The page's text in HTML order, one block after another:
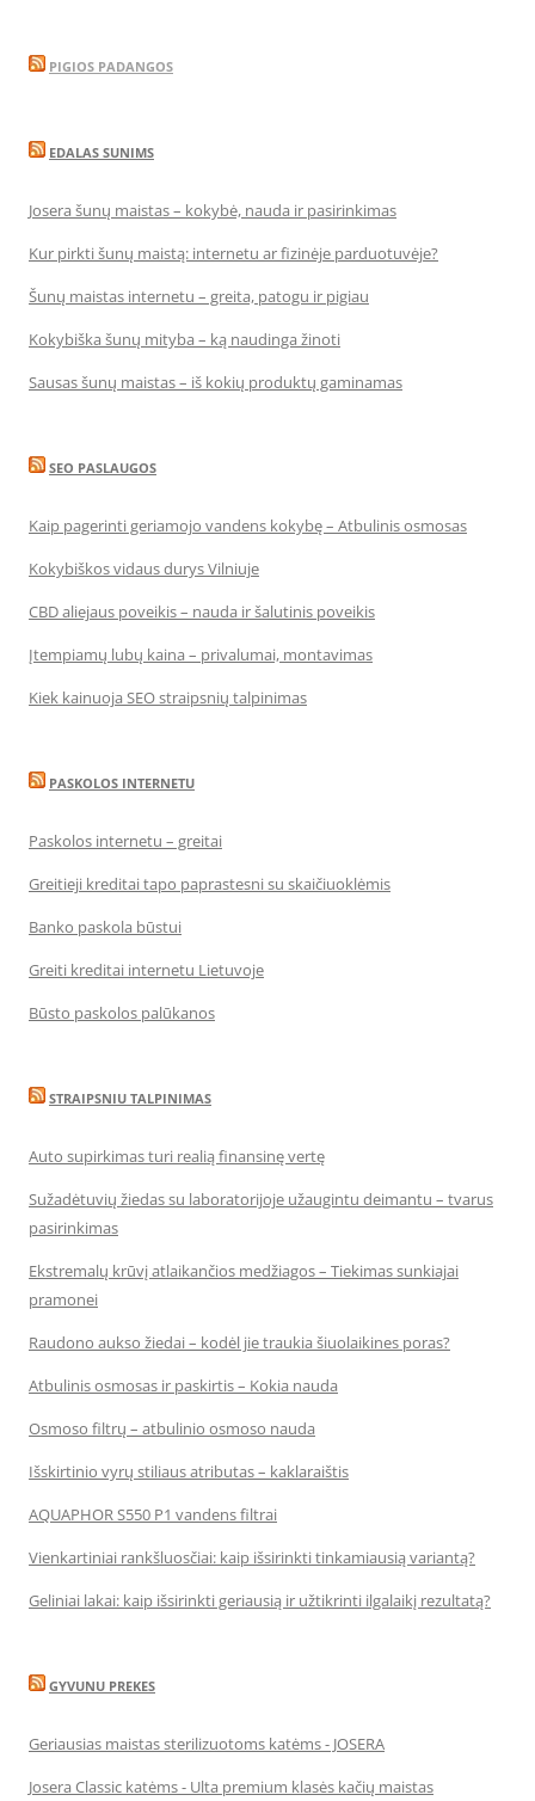
PIGIOS PADANGOS
EDALAS SUNIMS
Josera šunų maistas – kokybė, nauda ir pasirinkimas
Kur pirkti šunų maistą: internetu ar fizinėje parduotuvėje?
Šunų maistas internetu – greita, patogu ir pigiau
Kokybiška šunų mityba – ką naudinga žinoti
Sausas šunų maistas – iš kokių produktų gaminamas
SEO PASLAUGOS
Kaip pagerinti geriamojo vandens kokybę – Atbulinis osmosas
Kokybiškos vidaus durys Vilniuje
CBD aliejaus poveikis – nauda ir šalutinis poveikis
Įtempiamų lubų kaina – privalumai, montavimas
Kiek kainuoja SEO straipsnių talpinimas
PASKOLOS INTERNETU
Paskolos internetu – greitai
Greitieji kreditai tapo paprastesni su skaičiuoklėmis
Banko paskola būstui
Greiti kreditai internetu Lietuvoje
Būsto paskolos palūkanos
STRAIPSNIU TALPINIMAS
Auto supirkimas turi realią finansinę vertę
Sužadėtuvių žiedas su laboratorijoje užaugintu deimantu – tvarus
pasirinkimas
Ekstremalų krūvį atlaikančios medžiagos – Tiekimas sunkiajai
pramonei
Raudono aukso žiedai – kodėl jie traukia šiuolaikines poras?
Atbulinis osmosas ir paskirtis – Kokia nauda
Osmoso filtrų – atbulinio osmoso nauda
Išskirtinio vyrų stiliaus atributas – kaklaraištis
AQUAPHOR S550 P1 vandens filtrai
Vienkartiniai rankšluosčiai: kaip išsirinkti tinkamiausią variantą?
Geliniai lakai: kaip išsirinkti geriausią ir užtikrinti ilgalaikį rezultatą?
GYVUNU PREKES
Geriausias maistas sterilizuotoms katėms - JOSERA
Josera Classic katėms - Ulta premium klasės kačių maistas